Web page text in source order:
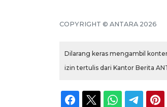
COPYRIGHT © ANTARA 2026
Dilarang keras mengambil
izin tertulis dari Kantor Berita